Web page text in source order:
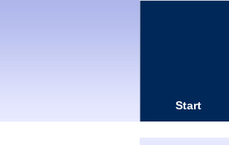
Start